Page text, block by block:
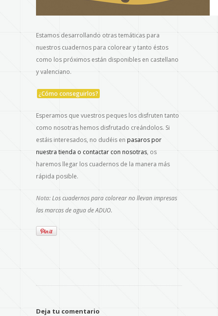
Estamos desarrollando otras temáticas para
nuestros cuadernos para colorear y tanto éstos
como los próximos están disponibles en castellano
y valenciano.
¿Cómo conseguirlos?
Esperamos que vuestros peques los disfruten tanto
como nosotras hemos disfrutado creándolos. Si
estáis interesados, no dudéis en pasaros por
nuestra tienda o contactar con nosotras, os
haremos llegar los cuadernos de la manera más
rápida posible.
Nota:Los cuadernos para colorear no llevan impresas
las marcas de agua de ADUO.
Deja tu comentario